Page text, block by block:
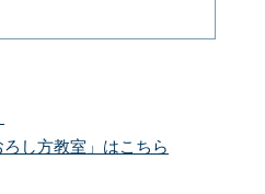
ろし方教室」はこちら